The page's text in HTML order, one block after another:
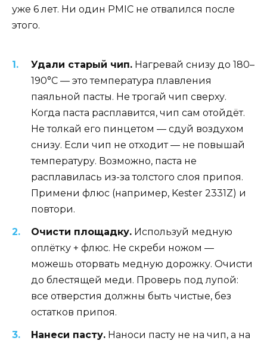
уже 6 лет. Ни один PMIC не отвалился после
этого.
Удали старый чип. Нагревай снизу до 180–
190°C — это температура плавления
паяльной пасты. Не трогай чип сверху.
Когда паста расплавится, чип сам отойдёт.
Не толкай его пинцетом — сдуй воздухом
снизу. Если чип не отходит — не повышай
температуру. Возможно, паста не
расплавилась из-за толстого слоя припоя.
Примени флюс (например, Kester 2331Z) и
повтори.
Очисти площадку. Используй медную
оплётку + флюс. Не скреби ножом —
можешь оторвать медную дорожку. Очисти
до блестящей меди. Проверь под лупой:
все отверстия должны быть чистые, без
остатков припоя.
Нанеси пасту. Наноси пасту не на чип, а на